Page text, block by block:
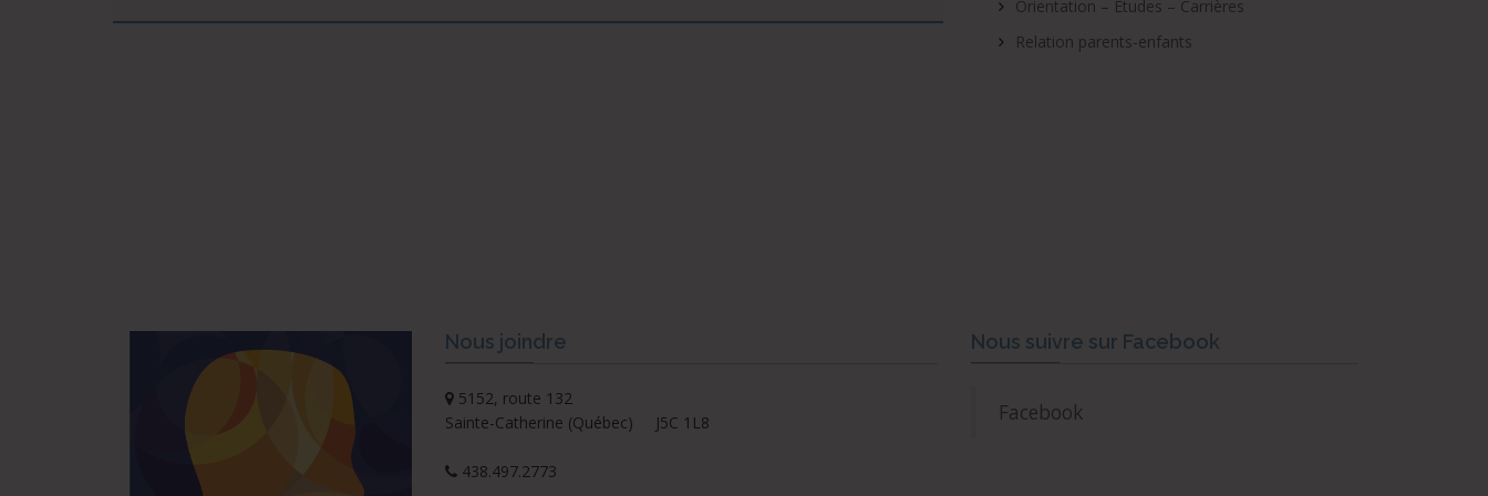
Orientation – Études – Carrières
Relation parents-enfants
Nous joindre
5152, route 132
Sainte-Catherine (Québec) J5C 1L8
438.497.2773
Nous suivre sur Facebook
Facebook